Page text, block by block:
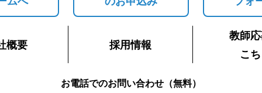
概要 採用情報
教師
こ
お電話でのお問い合わせ（無料）